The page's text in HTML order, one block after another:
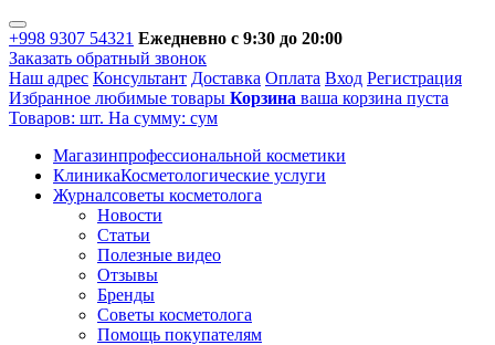
+998 9307 54321 Ежедневно с 9:30 до 20:00
Заказать обратный звонок
Наш адрес Консультант Доставка Оплата Вход Регистрация
Избранное любимые товары Корзина ваша корзина пуста
Товаров: шт. На сумму: сум
Магазинпрофессиональной косметики
КлиникаКосметологические услуги
Журналсоветы косметолога
Новости
Статьи
Полезные видео
Отзывы
Бренды
Советы косметолога
Помощь покупателям